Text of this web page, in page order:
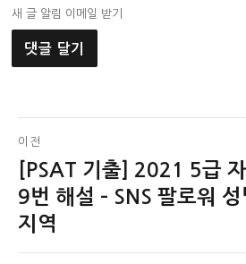
새 글 알림 이메일 받기
글
탐
색
이전
이
전
글:
[PSAT 기출] 2021 5급
9번 해설 – SNS 팔로워
지역